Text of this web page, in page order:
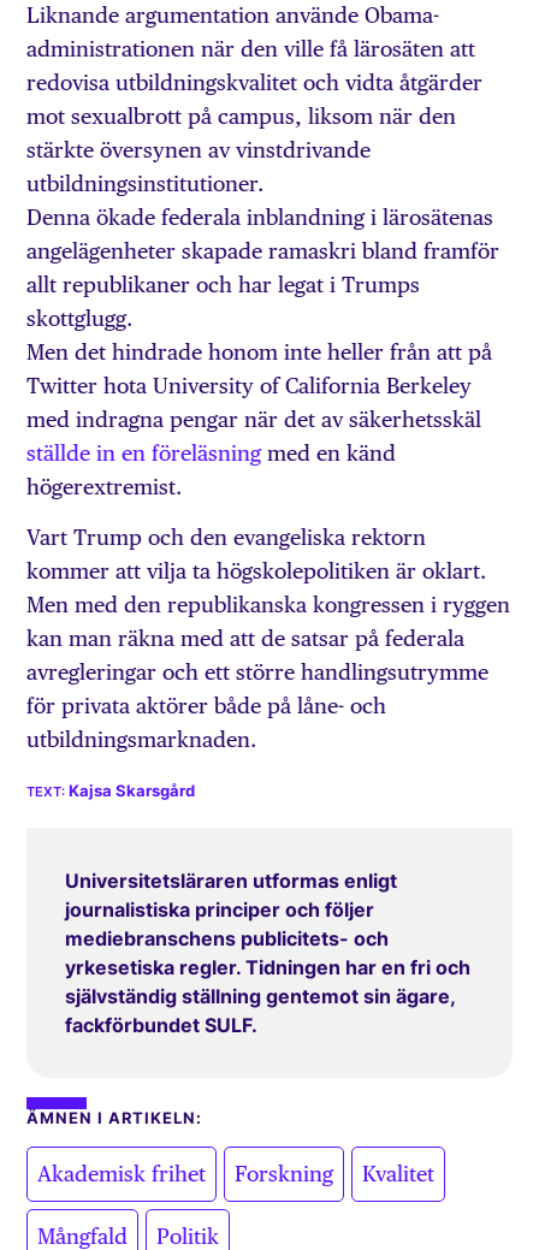
Liknande argumentation använde Obama-
administrationen när den ville få lärosäten att
redovisa utbildningskvalitet och vidta åtgärder
mot sexualbrott på campus, liksom när den
stärkte översynen av vinstdrivande
utbildningsinstitutioner.
Denna ökade federala inblandning i lärosätenas
angelägenheter skapade ramaskri bland framför
allt republikaner och har legat i Trumps
skottglugg.
Men det hindrade honom inte heller från att på
Twitter hota University of California Berkeley
med indragna pengar när det av säkerhetsskäl
ställde in en föreläsningmed en känd
högerextremist.
Vart Trump och den evangeliska rektorn
kommer att vilja ta högskolepolitiken är oklart.
Men med den republikanska kongressen i ryggen
kan man räkna med att de satsar på federala
avregleringar och ett större handlingsutrymme
för privata aktörer både på låne- och
utbildningsmarknaden.
Kajsa Skarsgård
Universitetsläraren utformas enligt
journalistiska principer och följer
mediebranschens publicitets- och
yrkesetiska regler. Tidningen har en fri och
självständig ställning gentemot sin ägare,
fackförbundet SULF.
ÄMNEN I ARTIKELN:
Akademisk frihet Forskning Kvalitet
Mångfald Politik